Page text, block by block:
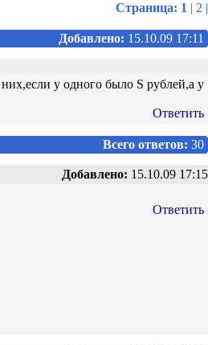
Страница: 1 | 2 |
Добавлено: 15.10.09 17:11
у одного было S рублей,а у
Ответить
Всего ответов: 30
Добавлено: 15.10.09 17:15
Ответить